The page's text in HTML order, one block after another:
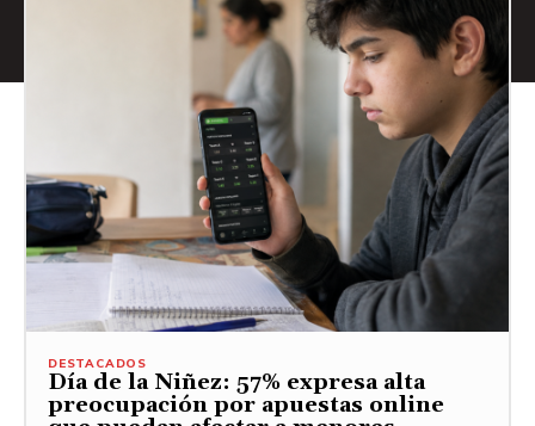
DESTACADOS
Día de la Niñez: 57% expresa alta
preocupación por apuestas online